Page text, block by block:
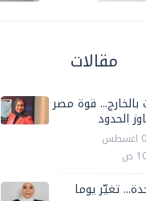
مقالات
بالخارج... قوة مصر
الحدود
الجمعة، 07 اغسطس
تغيّر يوما